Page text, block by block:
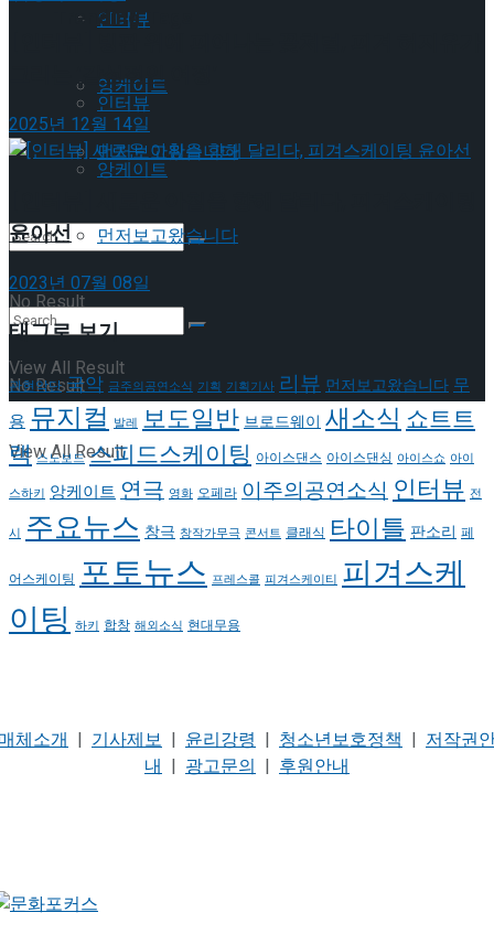
인터뷰
앙케이트
먼저보고왔습니다
No Result
View All Result
Trending Tags
인터뷰
앙케이트
먼저보고왔습니다
No Result
View All Result
그리는 ‘감성적인 여정’
2025년 12월 14일
윤아선
2023년 07월 08일
태그로 보기
관현악단 국악 금주의공연소식 기획 기획기사 리뷰 먼저보고왔습니다 무
용 뮤지컬 발레 보도일반 브로드웨이 새소식쇼트트
랙 스노보드 스피드스케이팅 아이스댄스 아이스댄싱 아이스쇼 아이
스하키 앙케이트 연극 영화 오페라 이주의공연소식 인터뷰 전
시 주요뉴스 창극 창작가무극 콘서트 클래식 타이틀 판소리 페
어스케이팅 포토뉴스 프레스콜 피겨스케이티 피겨스케
이팅 하키 합창 해외소식 현대무용
체소개 | 기사제보 | 윤리강령 | 청소년보호정책 | 저작권
내 | 광고문의 | 후원안내